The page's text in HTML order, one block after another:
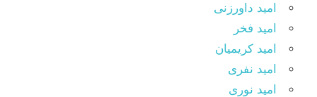
امید داورزنی
امید فخر
امید کریمیان
امید نفری
امید نوری